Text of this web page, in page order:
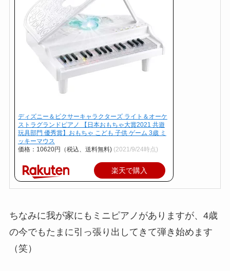
ディズニー＆ピクサーキャラクターズ ライト＆オーケ
ストラグランドピアノ 【日本おもちゃ大賞2021 共遊
玩具部門 優秀賞】おもちゃ こども 子供 ゲーム 3歳 ミ
ッキーマウス
価格：10620円（税込、送料無料) (2021/9/24時点)
楽天で購入
ちなみに我が家にもミニピアノがありますが、4歳
の今でもたまに引っ張り出してきて弾き始めます
（笑）